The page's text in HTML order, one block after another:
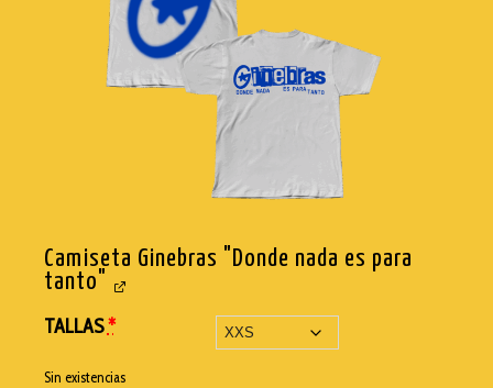
Camiseta Ginebras "Donde nada es para
tanto"
TALLAS*
Sin existencias